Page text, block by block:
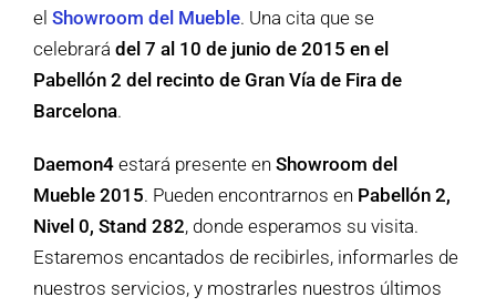
el Showroom del Mueble. Una cita que se
celebrará del 7 al 10 de junio de 2015 en el
Pabellón 2 del recinto de Gran Vía de Fira de
Barcelona.
Daemon4 estará presente en Showroom del
Mueble 2015. Pueden encontrarnos en Pabellón 2,
Nivel 0, Stand 282, donde esperamos su visita.
Estaremos encantados de recibirles, informarles de
nuestros servicios, y mostrarles nuestros últimos